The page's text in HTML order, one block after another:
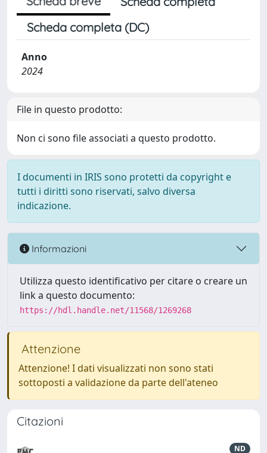
Scheda completa (DC)
Anno
2024
File in questo prodotto:
Non ci sono file associati a questo prodotto.
I documenti in IRIS sono protetti da copyright e
tutti i diritti sono riservati, salvo diversa
indicazione.
Informazioni
Utilizza questo identificativo per citare o creare un
link a questo documento:
https://hdl.handle.net/11568/1269268
Attenzione
Attenzione! I dati visualizzati non sono stati
sottoposti a validazione da parte dell'ateneo
Citazioni
ND